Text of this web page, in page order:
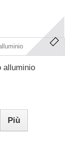
alluminio
Più